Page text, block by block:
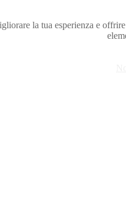
la tua esperienza e